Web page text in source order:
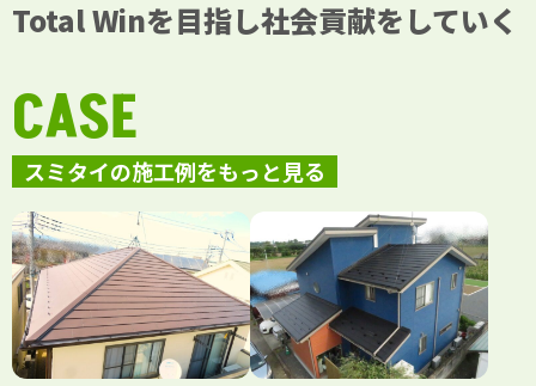
Total Winを目指し社会貢献をしていく
スミタイの施工例をもっと見る
CASE